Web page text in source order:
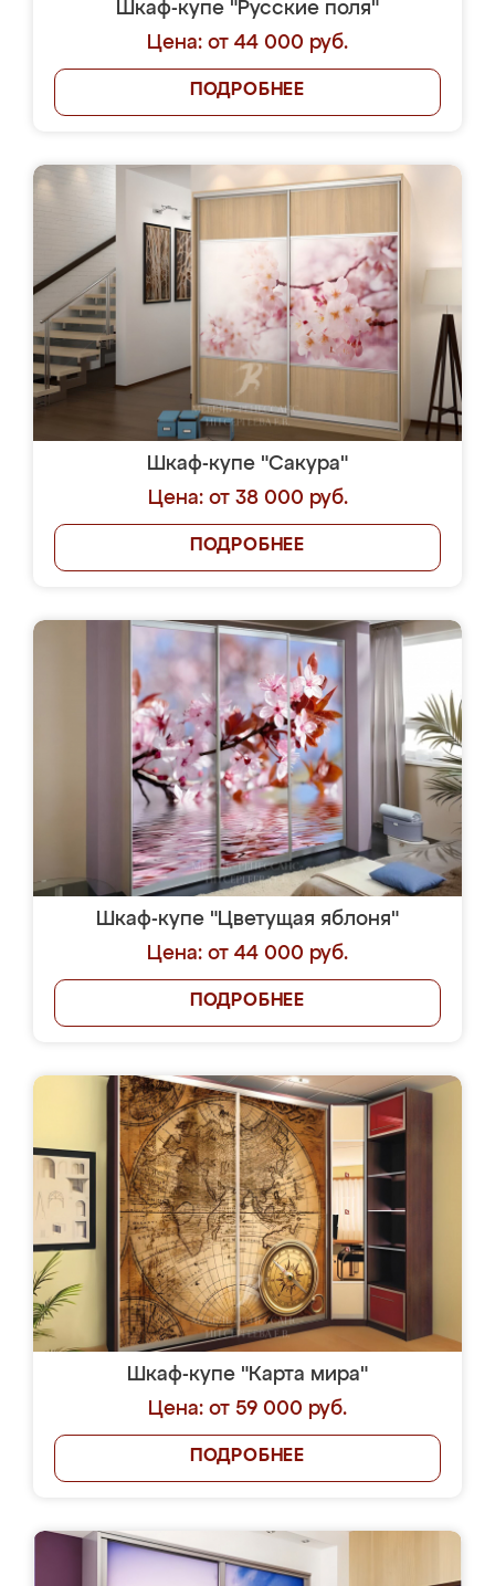
Шкаф-купе "Русские поля"
Цена: от 44 000 руб.
ПОДРОБНЕЕ
Шкаф-купе "Сакура"
Цена: от 38 000 руб.
ПОДРОБНЕЕ
Шкаф-купе "Цветущая яблоня"
Цена: от 44 000 руб.
ПОДРОБНЕЕ
Шкаф-купе "Карта мира"
Цена: от 59 000 руб.
ПОДРОБНЕЕ